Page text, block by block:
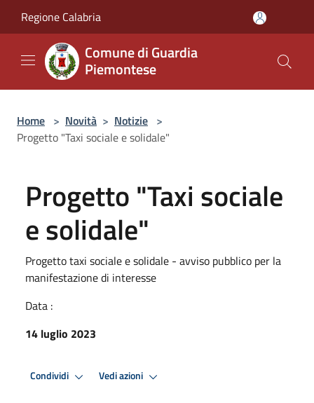
Regione Calabria
Comune di Guardia
Piemontese
Home > Novità > Notizie >
Progetto "Taxi sociale e solidale"
Progetto "Taxi sociale
e solidale"
Progetto taxi sociale e solidale - avviso pubblico per la
manifestazione di interesse
Data :
14 luglio 2023
Condividi Vedi azioni